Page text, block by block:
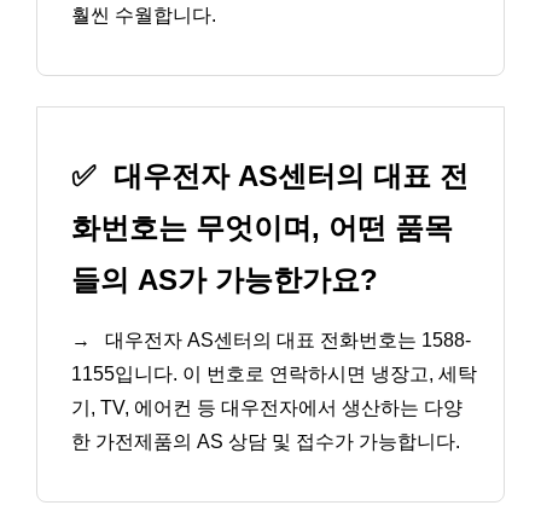
훨씬 수월합니다.
✅ 대우전자 AS센터의 대표 전
화번호는 무엇이며, 어떤 품목
들의 AS가 가능한가요?
→
대우전자 AS센터의 대표 전화번호는 1588-
1155입니다. 이 번호로 연락하시면 냉장고, 세탁
기, TV, 에어컨 등 대우전자에서 생산하는 다양
한 가전제품의 AS 상담 및 접수가 가능합니다.